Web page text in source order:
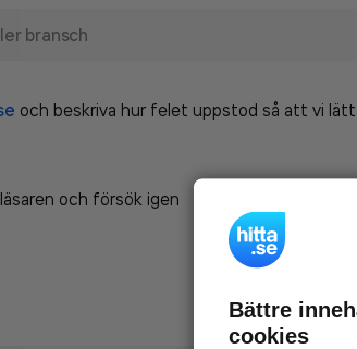
och beskriva hur felet uppstod så att vi
och försök igen
Bättre
cookies